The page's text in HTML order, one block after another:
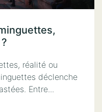
réalité ou
déclenche
Entre...